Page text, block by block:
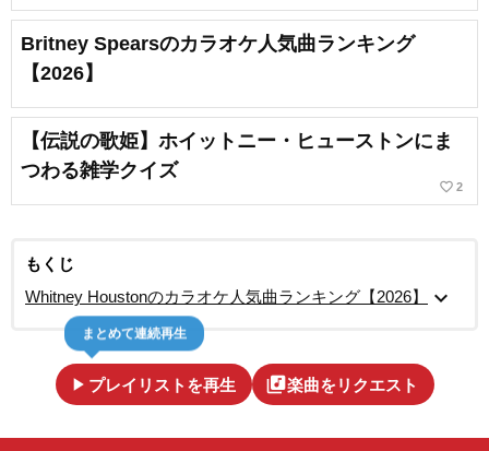
Britney Spearsのカラオケ人気曲ランキング
【2026】
【伝説の歌姫】ホイットニー・ヒューストンにま
つわる雑学クイズ
favorite_border 2
もくじ
Whitney Houstonのカラオケ人気曲ランキング【2026】
expand_more
play_arrow プレイリストを再生
まとめて連続再生
library_music楽曲をリクエスト